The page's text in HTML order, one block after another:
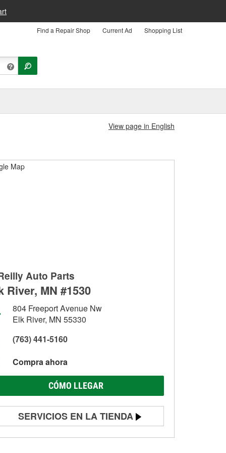
Find a Repair Shop Current Ad Shopping List
View page in English
Auto Parts
River, MN #1530
804 Freeport Avenue Nw
Elk River, MN 55330
(763) 441-5160
Compra ahora
CÓMO LLEGAR
SERVICIOS EN LA TIENDA
Prueba de batería